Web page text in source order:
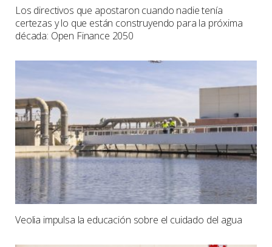
Los directivos que apostaron cuando nadie tenía
certezas y lo que están construyendo para la próxima
década: Open Finance 2050
Veolia impulsa la educación sobre el cuidado del agua